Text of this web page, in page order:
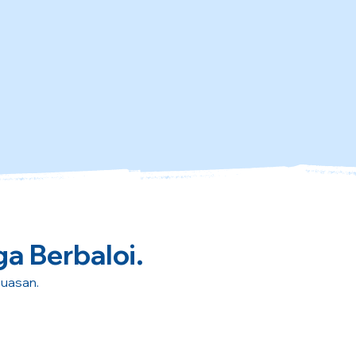
Berbaloi.